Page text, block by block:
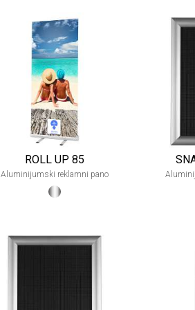
ROLL UP 85
Aluminijumski reklamni pano